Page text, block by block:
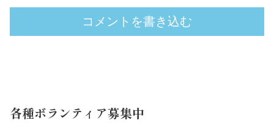
コメントを書き込む
各種ボランティア募集中